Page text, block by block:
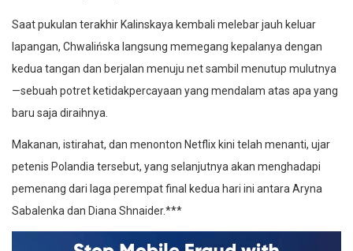
Saat pukulan terakhir Kalinskaya kembali melebar jauh keluar
lapangan, Chwalińska langsung memegang kepalanya dengan
kedua tangan dan berjalan menuju net sambil menutup mulutnya
—sebuah potret ketidakpercayaan yang mendalam atas apa yang
baru saja diraihnya.
Makanan, istirahat, dan menonton Netflix kini telah menanti, ujar
petenis Polandia tersebut, yang selanjutnya akan menghadapi
pemenang dari laga perempat final kedua hari ini antara Aryna
Sabalenka dan Diana Shnaider.***